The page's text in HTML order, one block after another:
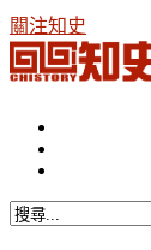
關注知史